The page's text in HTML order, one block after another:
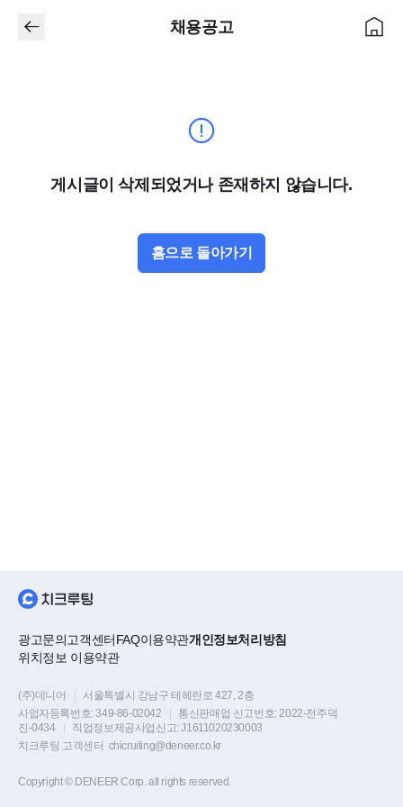
채용공고
게시글이 삭제되었거나 존재하지 않습니다.
홈으로 돌아가기
광고문의고객센터FAQ이용약관개인정보처리방침
위치정보 이용약관
(주)데니어
서울특별시 강남구 테헤란로 427, 2층
사업자등록번호:349-86-02042 통신판매업 신고번호:2022-전주덕
진-0434
직업정보제공사업신고:J1611020230003
치크루팅 고객센터 chicruiting@deneer.co.kr
Copyright © DENEER Corp. all rights reserved.